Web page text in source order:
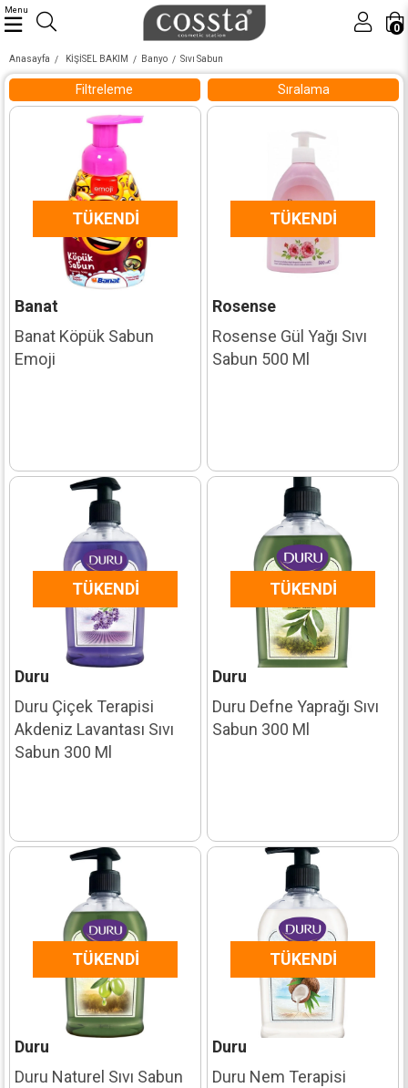
0
Menu
Anasayfa KİŞİSEL BAKIM Banyo Sıvı Sabun
Filtreleme Sıralama
TÜKENDI
Banat
Banat Köpük Sabun
Emoji
TÜKENDI
Rosense
Rosense Gül Yağı Sıvı
Sabun 500 Ml
TÜKENDI
Duru
Duru Çiçek Terapisi
Akdeniz Lavantası Sıvı
Sabun 300 Ml
TÜKENDI
Duru
Duru Defne Yaprağı Sıvı
Sabun 300 Ml
TÜKENDI
Duru
Duru Naturel Sıvı Sabun
TÜKENDI
Duru
Duru Nem Terapisi